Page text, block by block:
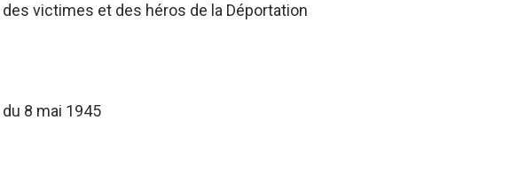
victimes et des héros de la Déportation
8 mai 1945